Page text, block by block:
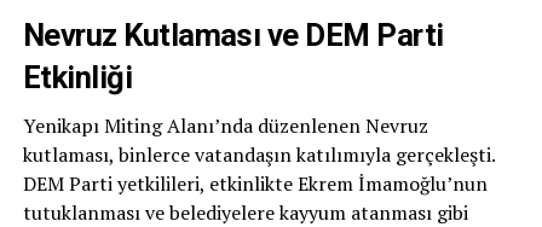
Nevruz Kutlaması ve DEM Parti
Etkinliği
Yenikapı Miting Alanı’nda düzenlenen Nevruz
kutlaması, binlerce vatandaşın katılımıyla gerçekleşti.
DEM Parti yetkilileri, etkinlikte Ekrem İmamoğlu’nun
tutuklanması ve belediyelere kayyum atanması gibi